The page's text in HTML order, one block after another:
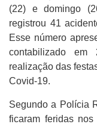
(22) e domingo
registrou 41
Esse número
contabilizado
realização das
Covid-19.
Segundo a Polícia
ficaram feridas